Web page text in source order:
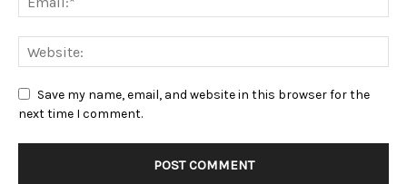
Save my name, email, and website in this browser for the
next time I comment.